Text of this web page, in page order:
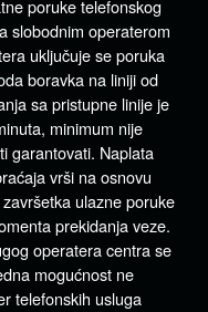
poruke telefonskog
slobodnim operaterom
uključuje se poruka
boravka na liniji od
sa pristupne linije je
minimum nije
garantovati. Naplata
vrši na osnovu
ulazne poruke
prekidanja veze.
operatera centra se
mogućnost ne
telefonskih usluga